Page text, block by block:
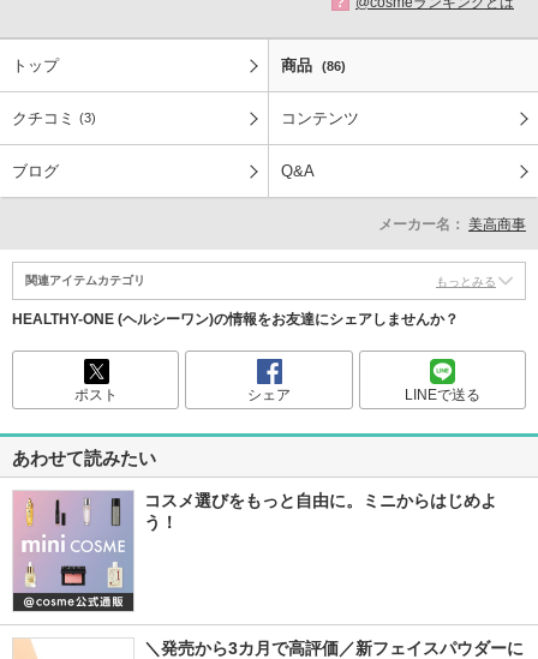
トップ 商品 (86)
クチコミ (3) コンテンツ
ブログ Q&A
メーカー名： 美高商事
関連アイテムカテゴリ もっとみる
HEALTHY-ONE (ヘルシーワン)の情報をお友達にシェアしませんか？
ポスト シェア LINEで送る
あわせて読みたい
コスメ選びをもっと自由に。ミニからはじめよ
う！
＼発売から3カ月で高評価／新フェイスパウダーに